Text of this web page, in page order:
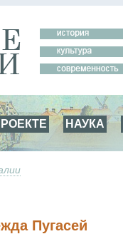
НАУКА
Пугасей